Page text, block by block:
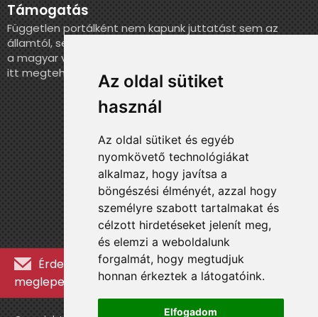
Az oldal sütiket
használ
Az oldal sütiket és egyéb
nyomkövető technológiákat
alkalmaz, hogy javítsa a
böngészési élményét, azzal hogy
személyre szabott tartalmakat és
célzott hirdetéseket jelenít meg,
és elemzi a weboldalunk
forgalmát, hogy megtudjuk
honnan érkeztek a látogatóink.
Elfogadom
Támogatás
Független portálként nem kapunk juttatást sem az
államtól, sem más szervezettől. Ha szeretnél segíteni
a magyar válogatott történelmének feldolgozásában,
itt megteheted.
Érdekességekért, kulisszatitkokért és
meglepetésekért iratkozz fel a hírlevélre »